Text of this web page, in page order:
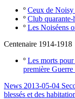
º Ceux de
º Club quarante-
º Les Noiséens
Centenaire 1914-1918
º Les morts
première
News 2013-05-04
blessés et des